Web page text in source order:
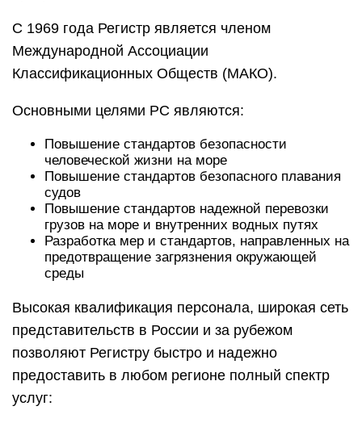
С 1969 года Регистр является членом
Международной Ассоциации
Классификационных Обществ (МАКО).
Основными целями РС являются:
Повышение стандартов безопасности
человеческой жизни на море
Повышение стандартов безопасного плавания
судов
Повышение стандартов надежной перевозки
грузов на море и внутренних водных путях
Разработка мер и стандартов, направленных на
предотвращение загрязнения окружающей
среды
Высокая квалификация персонала, широкая сеть
представительств в России и за рубежом
позволяют Регистру быстро и надежно
предоставить в любом регионе полный спектр
услуг: